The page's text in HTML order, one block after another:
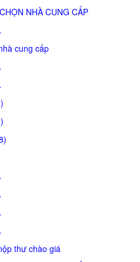
NHÀ CUNG CẤP
cung cấp
thư chào giá